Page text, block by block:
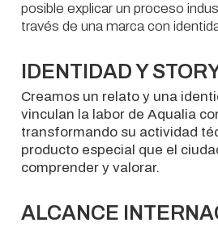
posible explicar un proceso
través de una marca con
IDENTIDAD Y
Creamos un relato y una
vinculan la labor de Aqualia
transformando su actividad
producto especial que el
comprender y valorar.
ALCANCE